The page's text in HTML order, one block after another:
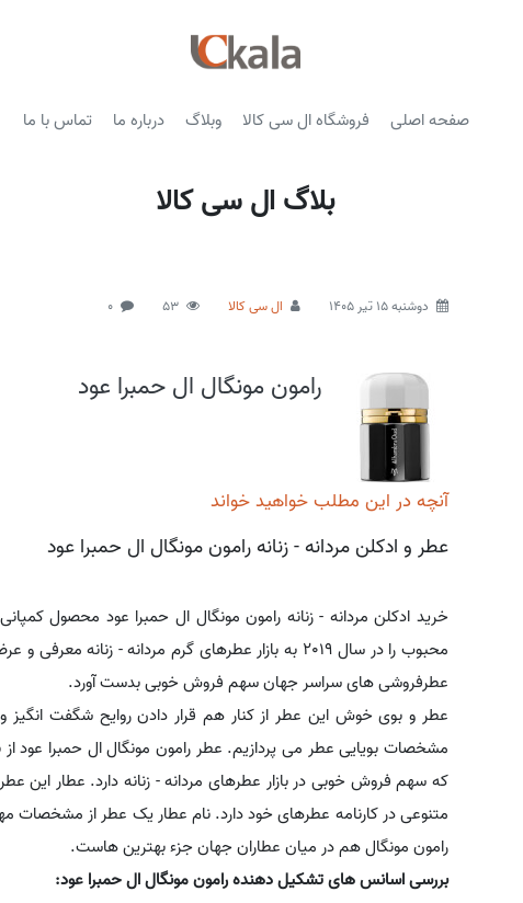
صفحه اصلی فروشگاه ال سی کالا وبلاگ درباره ما تماس با ما
بلاگ ال سی کالا
دوشنبه 15 تیر 1405 ال سی کالا 53
0
رامون مونگال ال حمبرا عود
آنچه در این مطلب خواهید خواند
عطر و ادکلن مردانه - زنانه رامون مونگال ال حمبرا عود
خرید ادکلن مردانه - زنانه رامون مونگال ال حمبرا عود محصول
محبوب را در سال 2019 به بازار عطرهای گرم مردانه - زنانه معرفی و عرضه کرد.
عطرفروشی های سراسر جهان سهم فروش خوبی بدست آورد.
عطر و بوی خوش این عطر از کنار هم قرار دادن روایح شگفت
مشخصات بویایی عطر می پردازیم. عطر رامون مونگال ال حمبرا عود
که سهم فروش خوبی در بازار عطرهای مردانه - زنانه دارد. عطار این
متنوعی در کارنامه عطرهای خود دارد. نام عطار یک عطر از مشخصات
رامون مونگال هم در میان عطاران جهان جزء بهترین هاست.
بررسی اسانس های تشکیل دهنده رامون مونگال ال حمبرا عود: